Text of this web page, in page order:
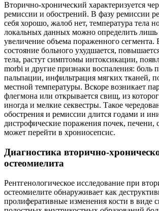
Вторично-хронический характеризуется
ремиссии и обострений. В фазу ремиссии
себя хорошо, жалоб нет, температура тела
локальных данных можно определить лишь
увеличение объема пораженного сегмента.
состояние больного ухудшается,
тела, растут симптомы интоксикации,
morbi и другие признаки воспаления: боль
пальпации, инфильтрация мягких тканей,
местной температуры. Вскоре возникает
флегмона или открывается свищ, из
иногда и мелкие секвестры. Такое
обострения и ремиссии длится годами и
дистрофические поражения почек, печени,
может перейти в хрониосепсис.
Диагностика вторично-
остеомиелита
Рентгенологическое исследование при
остеомиелите обнаруживает как
пролиферативные изменения кости в виде